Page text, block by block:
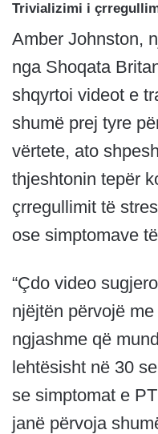
Trivializimi i
Amber Johnston,
nga Shoqata
shqyrtoi videot e
shumë prej tyre
vërtete, ato
thjeshtonin tepër
çrregullimit të
ose simptomave
“Çdo video
njëjtën përvojë
ngjashme që
lehtësisht në 30
se simptomat e
janë përvoja